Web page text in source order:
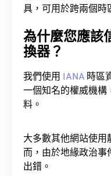
具，可用於跨兩個時
為什麼您應該
換器？
我們使用 IANA 時區
一個知名的權威機構
料。
大多數其他網站使
而，由於地緣政治事
出錯。